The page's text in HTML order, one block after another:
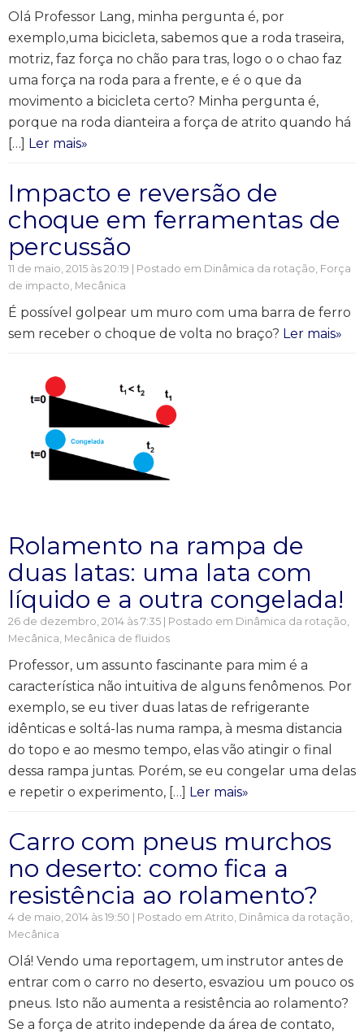
Olá Professor Lang, minha pergunta é, por
exemplo,uma bicicleta, sabemos que a roda traseira,
motriz, faz força no chão para tras, logo o o chao faz
uma força na roda para a frente, e é o que da
movimento a bicicleta certo? Minha pergunta é,
porque na roda dianteira a força de atrito quando há
[…] Ler mais»
Impacto e reversão de
choque em ferramentas de
percussão
11 de maio, 2015 às 20:19 | Postado em Dinâmica da rotação, Força
de impacto, Mecânica
É possível golpear um muro com uma barra de ferro
sem receber o choque de volta no braço? Ler mais»
Rolamento na rampa de
duas latas: uma lata com
líquido e a outra congelada!
26 de dezembro, 2014 às 7:35 | Postado em Dinâmica da rotação,
Mecânica, Mecânica de fluidos
Professor, um assunto fascinante para mim é a
característica não intuitiva de alguns fenômenos. Por
exemplo, se eu tiver duas latas de refrigerante
idênticas e soltá-las numa rampa, à mesma distancia
do topo e ao mesmo tempo, elas vão atingir o final
dessa rampa juntas. Porém, se eu congelar uma delas
e repetir o experimento, […] Ler mais»
Carro com pneus murchos
no deserto: como fica a
resistência ao rolamento?
4 de maio, 2014 às 19:50 | Postado em Atrito, Dinâmica da rotação,
Mecânica
Olá! Vendo uma reportagem, um instrutor antes de
entrar com o carro no deserto, esvaziou um pouco os
pneus. Isto não aumenta a resistência ao rolamento?
Se a força de atrito independe da área de contato,